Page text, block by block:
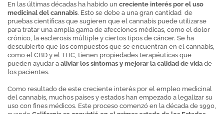
En las últimas décadas ha habido un creciente interés por el uso
medicinal del cannabis. Esto se debe a una gran cantidad de
pruebas científicas que sugieren que el cannabis puede utilizarse
para tratar una amplia gama de afecciones médicas, como el dolor
crónico, la esclerosis múltiple y ciertos tipos de cáncer. Se ha
descubierto que los compuestos que se encuentran en el cannabis,
como el CBD y el THC, tienen propiedades terapéuticas que
pueden ayudar a aliviar los síntomas y mejorar la calidad de vida de
los pacientes.
Como resultado de este creciente interés por el empleo medicinal
del cannabis, muchos países y estados han empezado a legalizar su
uso con fines médicos. Este proceso comenzó en la década de 1990,